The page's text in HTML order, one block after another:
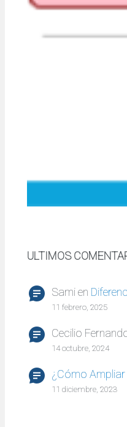
ULTIMOS
Samien
11 febrero, 2025
Cecilio
14 octubre, 2024
¿Cómo Ampliar
11 diciembre, 2023